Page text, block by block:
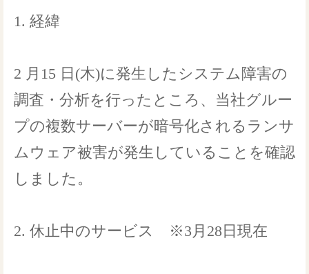
1. 経緯
2 月15 日(木)に発生したシステム障害の
調査・分析を行ったところ、当社グルー
プの複数サーバーが暗号化されるランサ
ムウェア被害が発生していることを確認
しました。
2. 休止中のサービス ※3月28日現在